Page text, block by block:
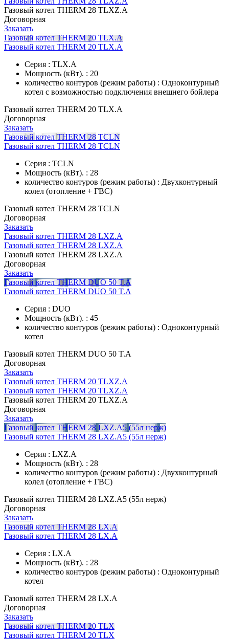
Газовый котел THERM 28 TLXZ.A
Договорная
Заказать
Газовый котел THERM 20 TLX.A
Газовый котел THERM 20 TLX.A
Серия : TLX.A
Мощность (кВт). : 20
количество контуров (режим работы) : Одноконтурный
котел с возможностью подключения внешнего бойлера
Газовый котел THERM 20 TLX.A
Договорная
Заказать
Газовый котел THERM 28 TCLN
Газовый котел THERM 28 TCLN
Серия : TCLN
Мощность (кВт). : 28
количество контуров (режим работы) : Двухконтурный
колел (отопление + ГВС)
Газовый котел THERM 28 TCLN
Договорная
Заказать
Газовый котел THERM 28 LXZ.A
Газовый котел THERM 28 LXZ.A
Газовый котел THERM 28 LXZ.A
Договорная
Заказать
Газовый котел THERM DUO 50 T.А
Газовый котел THERM DUO 50 T.А
Серия : DUO
Мощность (кВт). : 45
количество контуров (режим работы) : Одноконтурный
котел
Газовый котел THERM DUO 50 T.А
Договорная
Заказать
Газовый котел THERM 20 TLXZ.A
Газовый котел THERM 20 TLXZ.A
Газовый котел THERM 20 TLXZ.A
Договорная
Заказать
Газовый котел THERM 28 LXZ.A5 (55л нерж)
Газовый котел THERM 28 LXZ.A5 (55л нерж)
Серия : LXZ.A
Мощность (кВт). : 28
количество контуров (режим работы) : Двухконтурный
колел (отопление + ГВС)
Газовый котел THERM 28 LXZ.A5 (55л нерж)
Договорная
Заказать
Газовый котел THERM 28 LX.A
Газовый котел THERM 28 LX.A
Серия : LX.A
Мощность (кВт). : 28
количество контуров (режим работы) : Одноконтурный
котел
Газовый котел THERM 28 LX.A
Договорная
Заказать
Газовый котел THERM 20 TLX
Газовый котел THERM 20 TLX